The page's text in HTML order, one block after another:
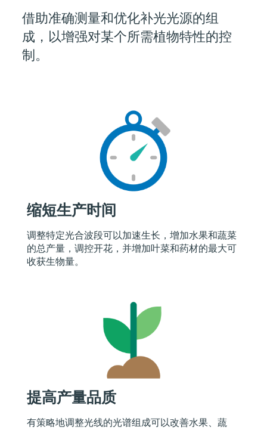
借助准确测量和优化补光光源的组
成，以增强对某个所需植物特性的控
制。
缩短生产时间
调整特定光合波段可以加速生长，增加水果和蔬菜
的总产量，调控开花，并增加叶菜和药材的最大可
收获生物量。
提高产量品质
有策略地调整光线的光谱组成可以改善水果、蔬